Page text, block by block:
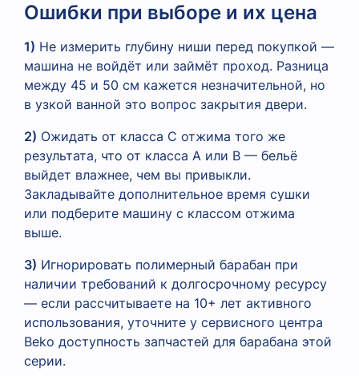
Ошибки при выборе и их цена
1) Не измерить глубину ниши перед покупкой —
машина не войдёт или займёт проход. Разница
между 45 и 50 см кажется незначительной, но
в узкой ванной это вопрос закрытия двери.
2) Ожидать от класса C отжима того же
результата, что от класса A или B — бельё
выйдет влажнее, чем вы привыкли.
Закладывайте дополнительное время сушки
или подберите машину с классом отжима
выше.
3) Игнорировать полимерный барабан при
наличии требований к долгосрочному ресурсу
— если рассчитываете на 10+ лет активного
использования, уточните у сервисного центра
Beko доступность запчастей для барабана этой
серии.